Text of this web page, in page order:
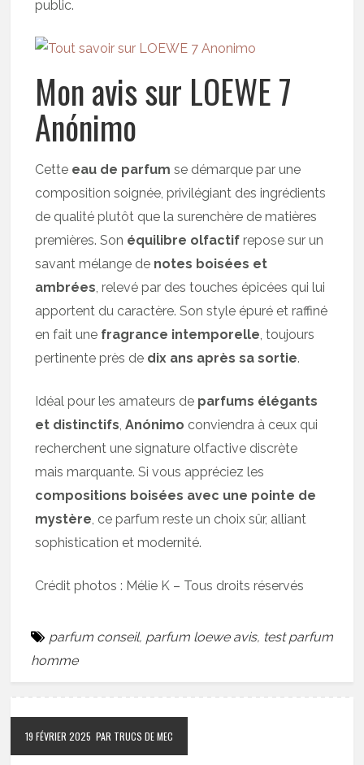
public.
Mon avis sur LOEWE 7
Anónimo
Cette eau de parfum se démarque par une
composition soignée, privilégiant des ingrédients
de qualité plutôt que la surenchère de matières
premières. Son équilibre olfactif repose sur un
savant mélange de notes boisées et
ambrées , relevé par des touches épicées qui lui
apportent du caractère. Son style épuré et raffiné
en fait une fragrance intemporelle , toujours
pertinente près de dix ans après sa sortie.
Idéal pour les amateurs de parfums élégants
et distinctifs ,Anónimo conviendra à ceux qui
recherchent une signature olfactive discrète
mais marquante. Si vous appréciez les
compositions boisées avec une pointe de
mystère , ce parfum reste un choix sûr, alliant
sophistication et modernité.
Crédit photos : Mélie K – Tous droits réservés
parfum conseil, parfum loewe avis, test parfum
homme
19 FÉVRIER 2025 PAR TRUCS DE MEC